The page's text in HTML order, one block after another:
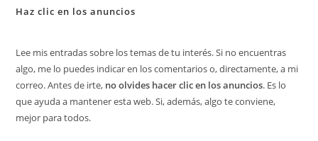
Haz clic en los anuncios
Lee mis entradas sobre los temas de tu interés. Si no encuentras
algo, me lo puedes indicar en los comentarios o, directamente, a mi
correo. Antes de irte, no olvides hacer clic en los anuncios. Es lo
que ayuda a mantener esta web. Si, además, algo te conviene,
mejor para todos.